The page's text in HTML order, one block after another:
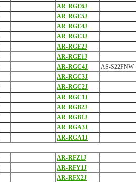
AR-RGE6J
AR-RGE5J
AR-RGE4J
AR-RGE3J
AR-RGE2J
AR-RGE1J
AR-RGC4J AS-S22FNW
AR-RGC3J
AR-RGC2J
AR-RGC1J
AR-RGB2J
AR-RGB1J
AR-RGA3J
AR-RGA1J
AR-RFZ1J
AR-RFY1J
AR-RFX2J